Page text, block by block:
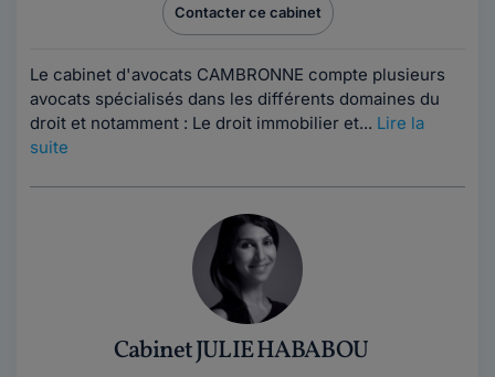
Contacter ce cabinet
Le cabinet d'avocats CAMBRONNE compte plusieurs
avocats spécialisés dans les différents domaines du
droit et notamment : Le droit immobilier et... Lire la
suite
Cabinet JULIE HABABOU